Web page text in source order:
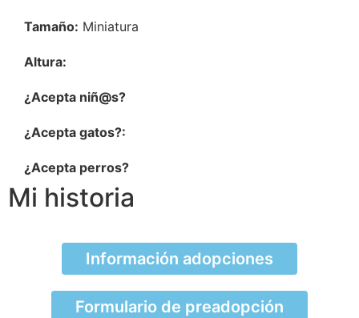
Tamaño: Miniatura
Altura:
¿Acepta niñ@s?
¿Acepta gatos?:
¿Acepta perros?
Mi historia
Información adopciones
Formulario de preadopción